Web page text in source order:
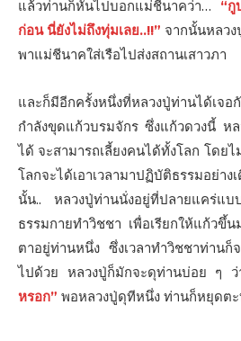
แล้วท่านก็หันไปบอกแม่ชีนาคว่า… “กู
ก่อน นี่ยังไม่ถึงทุ่มเลย..!!” จากนั้นหลวง
พาแม่ชีนาคใส่เรือไปส่งสถานเสาวภา
และก็มีอีกครั้งหนึ่งที่หลวงปู่ท่านได้เ
กำลังขุดแก้วบรมจักร ซึ่งแก้วดวงนี้ ห
ได้ จะสามารถเลี้ยงคนได้ทั้งโลก โดย
โลกจะได้เอาเวลามาปฏิบัติธรรมอย่
นั้น.. หลวงปู่ท่านนั่งอยู่ที่ปลายแคร่แ
ธรรมกายทำวิชชา เพื่อเรียกให้แก้วขึ้
ตาอยู่ท่านหนึ่ง ซึ่งเวลาทำวิชชาท่านก็
ไปด้วย หลวงปู่ก็มักจะดุท่านบ่อย ๆ ว่
หรอก” พอหลวงปู่ดุทีหนึ่ง ท่านก็หยุดต